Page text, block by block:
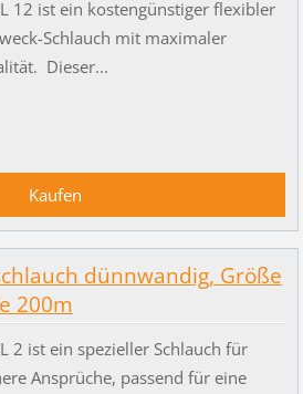
12 ist ein kostengünstiger flexibler
Schlauch mit maximaler
Dieser...
dünnwandig, Größe
200m
2 ist ein spezieller Schlauch für
Ansprüche, passend für eine